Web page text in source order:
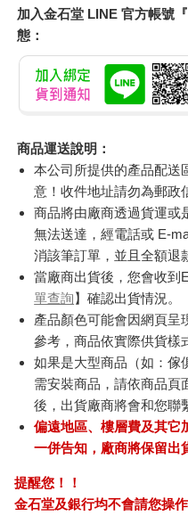
加入金石堂 LINE 官方帳號
態：
商品運送說明：
本公司所提供的產品配送
意！收件地址請勿為郵政
商品將由廠商透過貨運或
無法送達，經電話或 E-
消該筆訂單，並且全額退
當廠商出貨後，您會收到
單查詢】確認出貨情況。
產品顏色可能會因網頁呈
參考，商品依實際供貨樣
如果是大型商品（如：傢
需安裝商品，請依商品頁
後，出貨廠商將會和您聯
偏遠地區、樓層費及其它
一併告知，廠商將保留出
提醒您！！
金石堂及銀行均不會請您操